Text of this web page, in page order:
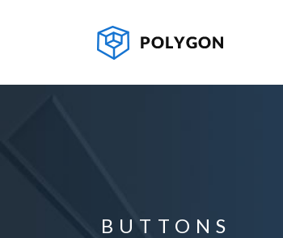
BUTTONS